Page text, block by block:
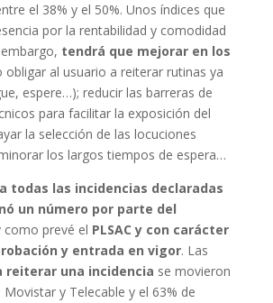
el 38% y el 50%. Unos índices que
por la rentabilidad y comodidad
tendrá que mejorar en los
obligar al usuario a reiterar rutinas ya
espere…); reducir las barreras de
para facilitar la exposición del
la selección de las locuciones
los largos tiempos de espera…
todas las incidencias declaradas
un número por parte del
como prevé el PLSAC y con carácter
y entrada en vigor. Las
reiterar una incidencia se movieron
Movistar y Telecable y el 63% de